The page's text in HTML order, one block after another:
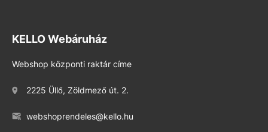
KELLO Webáruház
Webshop központi raktár címe
2225 Üllő, Zöldmező út. 2.
webshoprendeles@kello.hu